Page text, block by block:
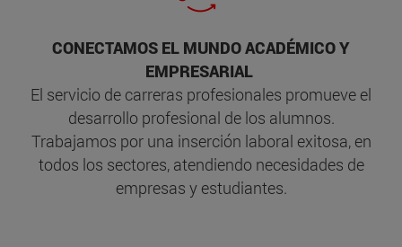
CONECTAMOS EL MUNDO ACADÉMICO Y
EMPRESARIAL
El servicio de carreras profesionales promueve el
desarrollo profesional de los alumnos.
Trabajamos por una inserción laboral exitosa, en
todos los sectores, atendiendo necesidades de
empresas y estudiantes.